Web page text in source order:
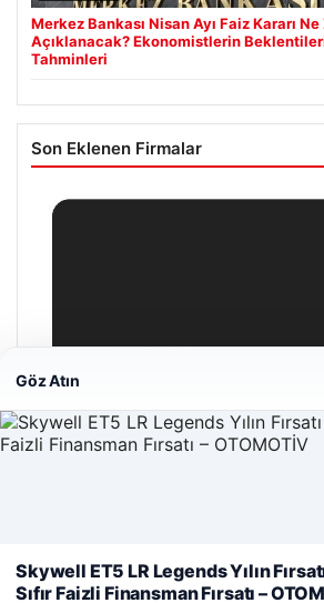
Merkez Bankası Nisan Ayı Faiz Kararı
Açıklanacak? Ekonomistlerin
Tahminleri
Son Eklenen Firmalar
Web sitemizi nasıl kullandığınızı daha iyi
kullanıyoruz. Çerez Politikamız
Göz Atın
Skywell ET5 LR Legends Yılın
Sıfır Faizli Finansman Fırsatı –